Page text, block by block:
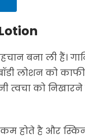
बना ली हैं।
बॉडी लोशन को
त्वचा को
कम होते है और